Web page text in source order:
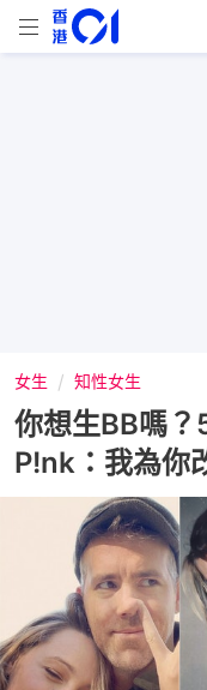
女生 知性女生
你想生BB嗎
P!nk：我為你